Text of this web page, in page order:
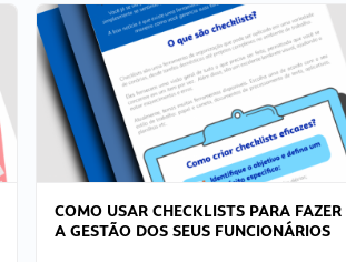
COMO USAR CHECKLISTS PARA FAZER
A GESTÃO DOS SEUS FUNCIONÁRIOS